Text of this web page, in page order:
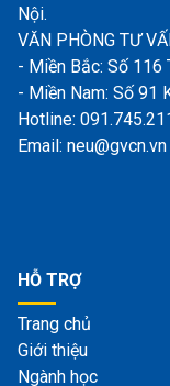
Nội.
VĂN PHÒNG TƯ
- Miền Bắc: Số 116
- Miền Nam: Số 91
Hotline:
Email:
HỖ TRỢ
Trang chủ
Giới thiệu
Ngành học